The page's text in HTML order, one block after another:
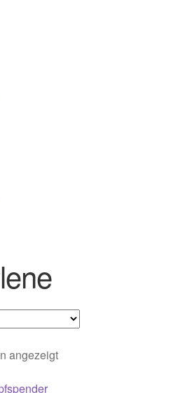
angezeigt